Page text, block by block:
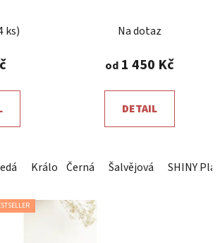
ks)
Královsky modrá Červená
hodnocení
produktu
5,0
z
Na dotaz
od1 450 Kč
DETAIL
Černá Šalvějová SHINY